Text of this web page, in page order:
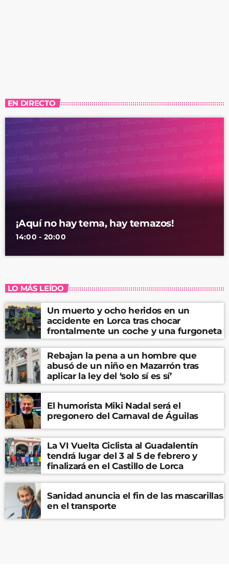
EN DIRECTO
¡Aquí no hay tema, hay temazos!
14:00 - 20:00
LO MÁS LEÍDO
Un muerto y ocho heridos en un
accidente en Lorca tras chocar
frontalmente un coche y una furgoneta
Rebajan la pena a un hombre que
abusó de un niño en Mazarrón tras
aplicar la ley del ‘solo sí es sí’
El humorista Miki Nadal será el
pregonero del Carnaval de Águilas
La VI Vuelta Ciclista al Guadalentín
tendrá lugar del 3 al 5 de febrero y
finalizará en el Castillo de Lorca
Sanidad anuncia el fin de las mascarillas
en el transporte